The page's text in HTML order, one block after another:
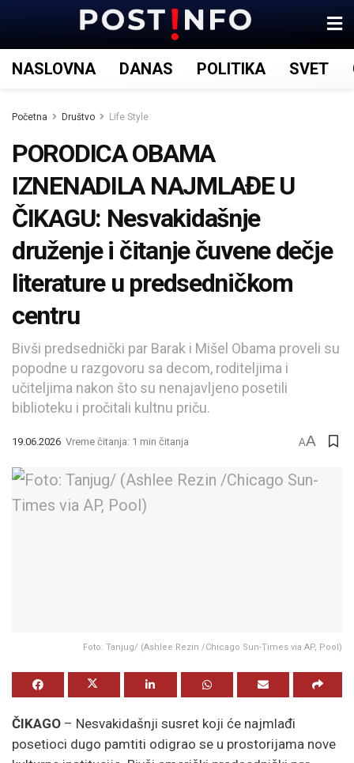
NASLOVNA DANAS POLITIKA SVET
Početna Društvo Life Style
PORODICA OBAMA
IZNENADILA NAJMLAĐE U
ČIKAGU: Nesvakidašnje
druženje i čitanje čuvene dečje
literature u predsedničkom
centru
Bivši predsednički par Barak i Mišel Obama proveli su
popodne u razgovoru sa decom, roditeljima i
učiteljima nakon što su nenajavljeno posetili
biblioteku i pročitali kultnu priču.
19.06.2026 Vreme čitanja: 1 min čitanja AA
Foto: Tanjug/ (Ashlee Rezin /Chicago Sun-Times via AP, Pool)
ČIKAGO – Nesvakidašnji susret koji će najmlađi
posetioci dugo pamtiti odigrao se u prostorijama nove